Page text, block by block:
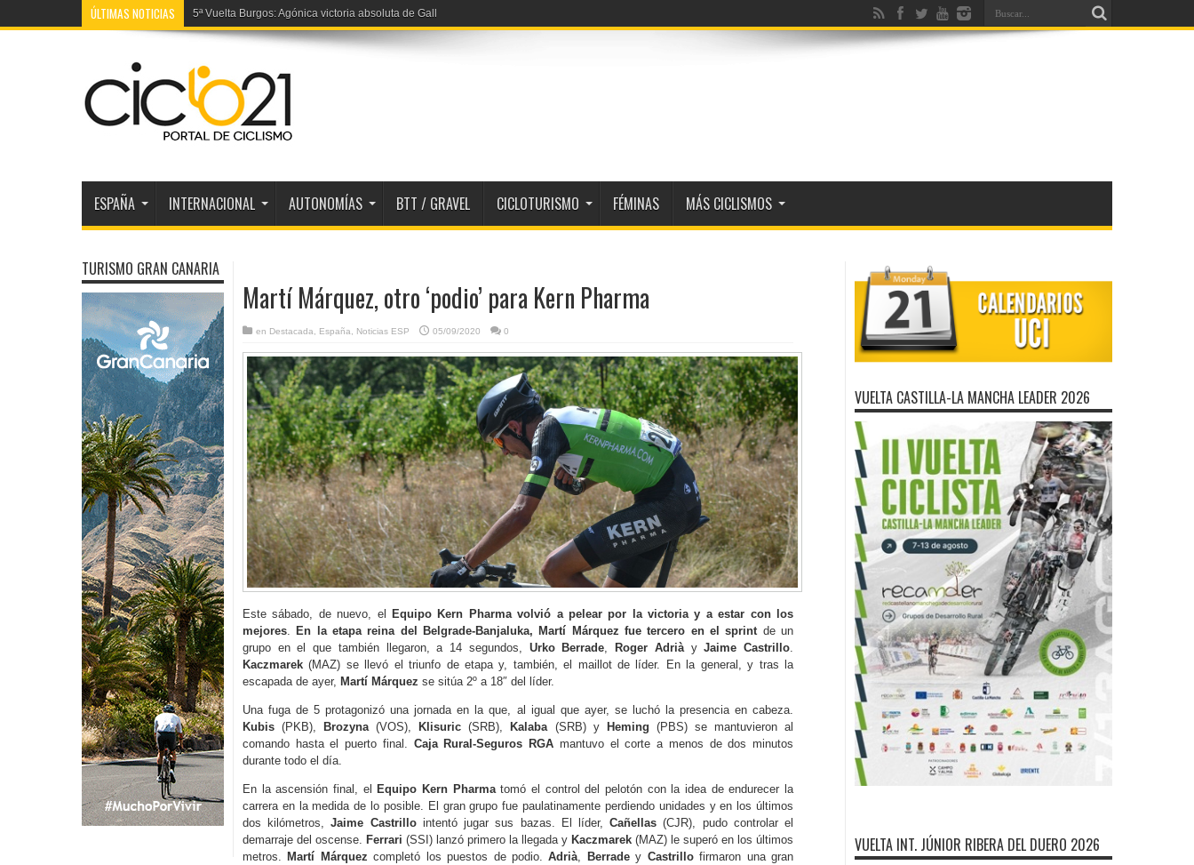
ÚLTIMAS NOTICIAS 5ª Vuelta Burgos: Agónica victoria absoluta de Gall
ESPAÑA INTERNACIONAL AUTONOMÍAS BTT / GRAVEL CICLOTURISMO FÉMINAS MÁS CICLISMOS
Martí Márquez, otro ‘podio’ para Kern Pharma
en Destacada España Noticias ESP 05/09/2020 0
Este sábado, de nuevo, el
Equipo Kern Pharma volvió a pelear por la victoria y a estar con los
mejores. En la etapa reina del Belgrade-Banjaluka, Martí Márquez fue tercero en el sprintde un
grupo en el que también llegaron, a 14 segundos, Urko Berrade, Roger Adrià yJaime Castrillo.
Kaczmarek (MAZ) se llevó el triunfo de etapa y, también, el maillot de líder. En la general, y tras la
escapada de ayer, Martí Márquez se sitúa 2º a 18″ del líder.
Una fuga de 5 protagonizó una jornada en la que, al igual que ayer, se luchó la presencia en cabeza.
Kubis(PKB), Brozyna(VOS), Klisuric(SRB), Kalaba(SRB) y Heming (PBS) se mantuvieron al
comando hasta el puerto final. Caja Rural-Seguros RGA mantuvo el corte a menos de dos minutos
durante todo el día.
En la ascensión final, el Equipo Kern Pharmatomó el control del pelotón con la idea de endurecer la
carrera en la medida de lo posible. El gran grupo fue paulatinamente perdiendo unidades y en los últimos
dos kilómetros,Jaime Castrillointentó jugar sus bazas. El líder,Cañellas (CJR), pudo controlar el
demarraje del oscense. Ferrari (SSI) lanzó primero la llegada y Kaczmarek (MAZ) le superó en los últimos
metros. Martí Márquez completó los puestos de podio.Adrià, Berradey Castrillofirmaron una gran
TURISMO GRAN CANARIA
VUELTA CASTILLA-LA MANCHA LEADER 2026
VUELTA INT. JÚNIOR RIBERA DEL DUERO 2026